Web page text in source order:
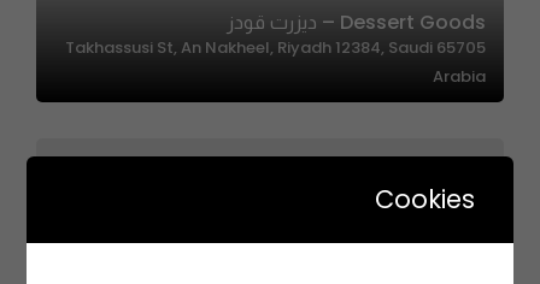
Dessert Goods – ديزرت قودز
65705 Takhassusi St, An Nakheel, Riyadh 12384, Saudi
Arabia
Cookies